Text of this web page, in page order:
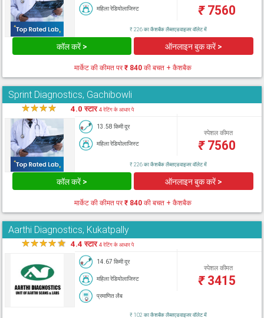
महिला रेडियोलाजिस्ट ₹7560
₹ 226 का कैशबैक लैब्सएडवाइजर वॉलेट में
कॉल करें > ऑनलाइन बुक करें >
मार्केट की कीमत पर₹ 840की बचत + कैशबैक
Sprint Diagnostics, Gachibowli
★★★★ 4.0 स्टार4 रेटिंग के आधार पे
13.58 किमी दूर
महिला रेडियोलाजिस्ट
स्पेशल कीमत
₹7560
₹ 226 का कैशबैक लैब्सएडवाइजर वॉलेट में
कॉल करें > ऑनलाइन बुक करें >
मार्केट की कीमत पर₹ 840की बचत + कैशबैक
Aarthi Diagnostics, Kukatpally
★★★★★ 4.4 स्टार4 रेटिंग के आधार पे
14.67 किमी दूर
महिला रेडियोलाजिस्ट
प्रमाणित लैब
स्पेशल कीमत
₹3415
₹ 102 का कैशबैक लैब्सएडवाइजर वॉलेट में